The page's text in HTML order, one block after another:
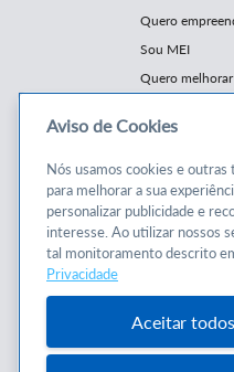
Quero
Sou MEI
Quero
Cursos e
Cursos
Consultorias
Programas
Aviso de Cookies
Nós usamos cookies e
para melhorar a sua
personalizar publicidade e
interesse. Ao utilizar nossos
tal monitoramento descrito
Privacidade
Aceitar